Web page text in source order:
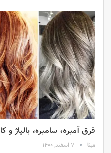
فرق آمبره، سامبره، بالیاژ
مینا 7 اسفند, 1400